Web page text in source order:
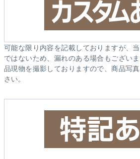
可能な限り内容を記載しておりますが、
ではないため、漏れのある場合もござい
品現物を撮影しておりますので、商品写
さい。